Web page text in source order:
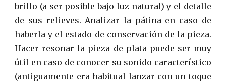
brillo (a ser posible bajo luz natural) y el detalle
de sus relieves. Analizar la pátina en caso de
haberla y el estado de conservación de la pieza.
Hacer resonar la pieza de plata puede ser muy
útil en caso de conocer su sonido característico
(antiguamente era habitual lanzar con un toque